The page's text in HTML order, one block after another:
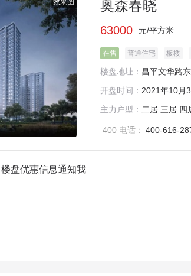
效果图 奥森春晓
63000 元/平方米
在售 普通住宅 板楼
楼盘地址： 昌平文华路
开盘时间： 2021年10月
主力户型： 二居 三居 四
400 电话： 400-616-
盘优惠信息通知我